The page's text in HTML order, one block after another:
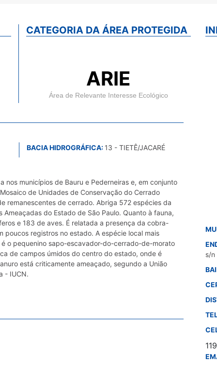
CATEGORIA DA ÁREA PROTEGIDA
ARIE
Área de Relevante Interesse Ecológico
BACIA HIDROGRÁFICA: 13 - TIETÊ/JACARÉ
nos municípios de Bauru e Pederneiras e, em conjunto
de Unidades de Conservação do Cerrado
remanescentes de cerrado. Abriga 572 espécies da
do Estado de São Paulo. Quanto à fauna,
e 183 de aves. É relatada a presença da cobra-
registros no estado. A espécie local mais
o pequenino sapo-escavador-do-cerrado-de-morato
de campos úmidos do centro do estado, onde é
está criticamente ameaçado, segundo a União
- IUCN.
s/n